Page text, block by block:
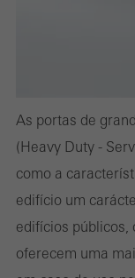
As portas de
(Heavy Duty -
como a
edifício um
edifícios públicos,
oferecem uma
Estes cookies são